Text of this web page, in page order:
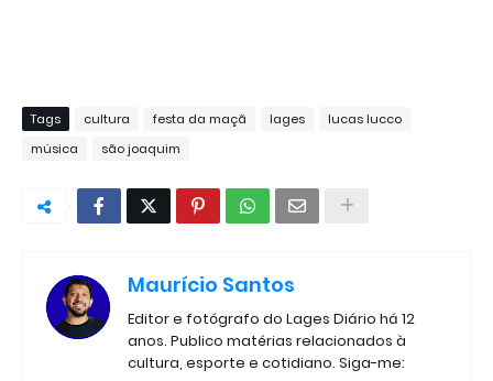
Tags cultura festa da maçã lages
lucas lucco
música
são joaquim
Maurício Santos
Editor e fotógrafo do Lages Diário há 12
anos. Publico matérias relacionados à
cultura, esporte e cotidiano. Siga-me: